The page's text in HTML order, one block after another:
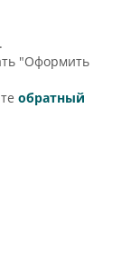
"Оформить
обратный